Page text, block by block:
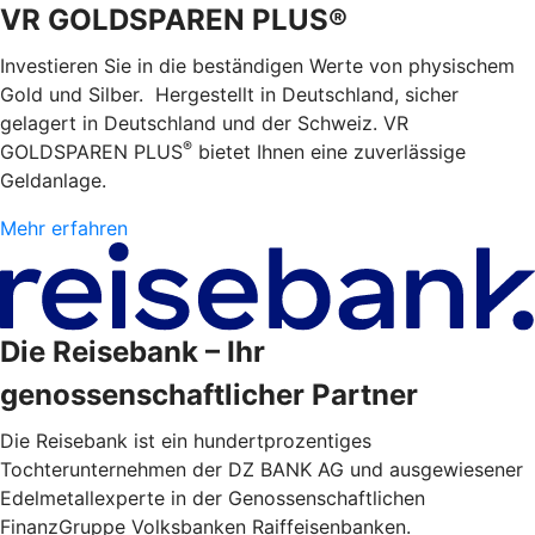
VR GOLDSPAREN PLUS®
Investieren Sie in die beständigen Werte von physischem
Gold und Silber. Hergestellt in Deutschland, sicher
gelagert in Deutschland und der Schweiz. VR
GOLDSPAREN PLUS® bietet Ihnen eine zuverlässige
Geldanlage.
Mehr erfahren
Die Reisebank – Ihr
genossenschaftlicher Partner
Die Reisebank ist ein hundertprozentiges
Tochterunternehmen der DZ BANK AG und ausgewiesener
Edelmetallexperte in der Genossenschaftlichen
FinanzGruppe Volksbanken Raiffeisenbanken.